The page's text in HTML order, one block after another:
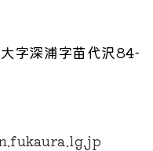
字深浦字苗代沢84-